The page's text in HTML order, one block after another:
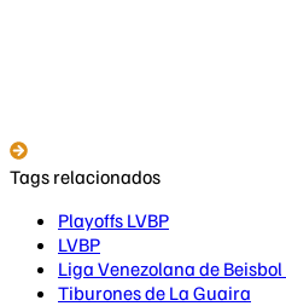
Tags relacionados
Playoffs LVBP
LVBP
Liga Venezolana de
Tiburones de La Guaira